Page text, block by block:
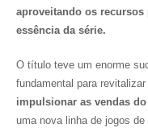
aproveitando os recursos
essência da série.
O título teve um enorme
fundamental para
impulsionar as vendas
uma nova linha de jogos